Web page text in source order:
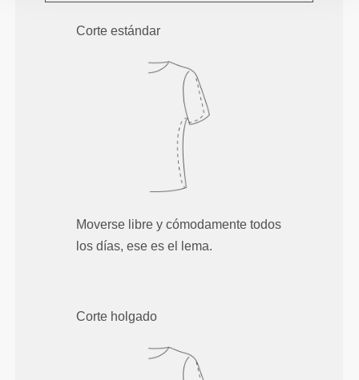
Corte estándar
Moverse libre y cómodamente todos
los días, ese es el lema.
Corte holgado